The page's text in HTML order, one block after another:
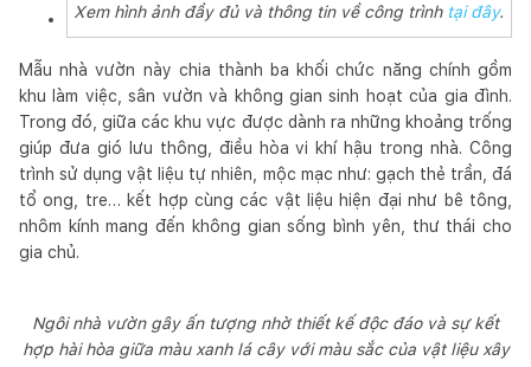
Xem hình ảnh đầy đủ và thông tin về công trình tại đây.
Mẫu nhà vườn này chia thành ba khối chức năng chính gồm
khu làm việc, sân vườn và không gian sinh hoạt của gia đình.
Trong đó, giữa các khu vực được dành ra những khoảng trống
giúp đưa gió lưu thông, điều hòa vi khí hậu trong nhà. Công
trình sử dụng vật liệu tự nhiên, mộc mạc như: gạch thẻ trần, đá
tổ ong, tre… kết hợp cùng các vật liệu hiện đại như bê tông,
nhôm kính mang đến không gian sống bình yên, thư thái cho
gia chủ.
Ngôi nhà vườn gây ấn tượng nhờ thiết kế độc đáo và sự kết
hợp hài hòa giữa màu xanh lá cây với màu sắc của vật liệu xây